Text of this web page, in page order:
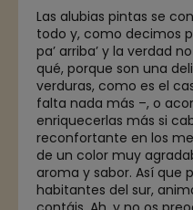
Las alubias pintas se
todo y, como decimos
pa’ arriba’ y la verdad
qué, porque son una
verduras, como es el
falta nada más –, o
enriquecerlas más si
reconfortante en los
de un color muy
aroma y sabor. Así que
habitantes del sur,